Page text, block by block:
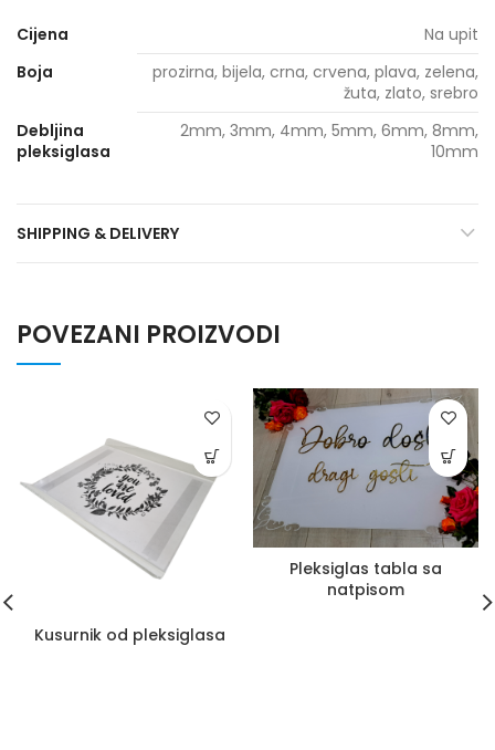
Cijena
Na upit
Boja
prozirna, bijela, crna, crvena, plava, zelena,
žuta, zlato, srebro
Debljina
pleksiglasa
2mm, 3mm, 4mm, 5mm, 6mm, 8mm,
10mm
SHIPPING & DELIVERY
POVEZANI PROIZVODI
Kusurnik od pleksiglasa
Pleksiglas tabla sa
natpisom